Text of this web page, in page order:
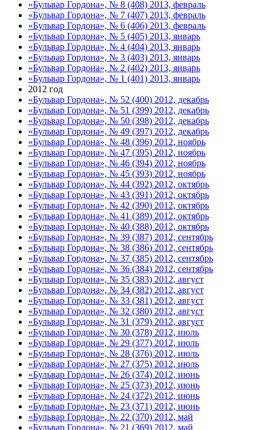
«Бульвар Гордона», № 8 (408) 2013, февраль
«Бульвар Гордона», № 7 (407) 2013, февраль
«Бульвар Гордона», № 6 (406) 2013, февраль
«Бульвар Гордона», № 5 (405) 2013, январь
«Бульвар Гордона», № 4 (404) 2013, январь
«Бульвар Гордона», № 3 (403) 2013, январь
«Бульвар Гордона», № 2 (402) 2013, январь
«Бульвар Гордона», № 1 (401) 2013, январь
2012 год
«Бульвар Гордона», № 52 (400) 2012, декабрь
«Бульвар Гордона», № 51 (399) 2012, декабрь
«Бульвар Гордона», № 50 (398) 2012, декабрь
«Бульвар Гордона», № 49 (397) 2012, декабрь
«Бульвар Гордона», № 48 (396) 2012, ноябрь
«Бульвар Гордона», № 47 (395) 2012, ноябрь
«Бульвар Гордона», № 46 (394) 2012, ноябрь
«Бульвар Гордона», № 45 (393) 2012, ноябрь
«Бульвар Гордона», № 44 (392) 2012, октябрь
«Бульвар Гордона», № 43 (391) 2012, октябрь
«Бульвар Гордона», № 42 (390) 2012, октябрь
«Бульвар Гордона», № 41 (389) 2012, октябрь
«Бульвар Гордона», № 40 (388) 2012, октябрь
«Бульвар Гордона», № 39 (387) 2012, сентябрь
«Бульвар Гордона», № 38 (386) 2012, сентябрь
«Бульвар Гордона», № 37 (385) 2012, сентябрь
«Бульвар Гордона», № 36 (384) 2012, сентябрь
«Бульвар Гордона», № 35 (383) 2012, август
«Бульвар Гордона», № 34 (382) 2012, август
«Бульвар Гордона», № 33 (381) 2012, август
«Бульвар Гордона», № 32 (380) 2012, август
«Бульвар Гордона», № 31 (379) 2012, август
«Бульвар Гордона», № 30 (378) 2012, июль
«Бульвар Гордона», № 29 (377) 2012, июль
«Бульвар Гордона», № 28 (376) 2012, июль
«Бульвар Гордона», № 27 (375) 2012, июль
«Бульвар Гордона», № 26 (374) 2012, июнь
«Бульвар Гордона», № 25 (373) 2012, июнь
«Бульвар Гордона», № 24 (372) 2012, июнь
«Бульвар Гордона», № 23 (371) 2012, июнь
«Бульвар Гордона», № 22 (370) 2012, май
«Бульвар Гордона», № 21 (369) 2012, май